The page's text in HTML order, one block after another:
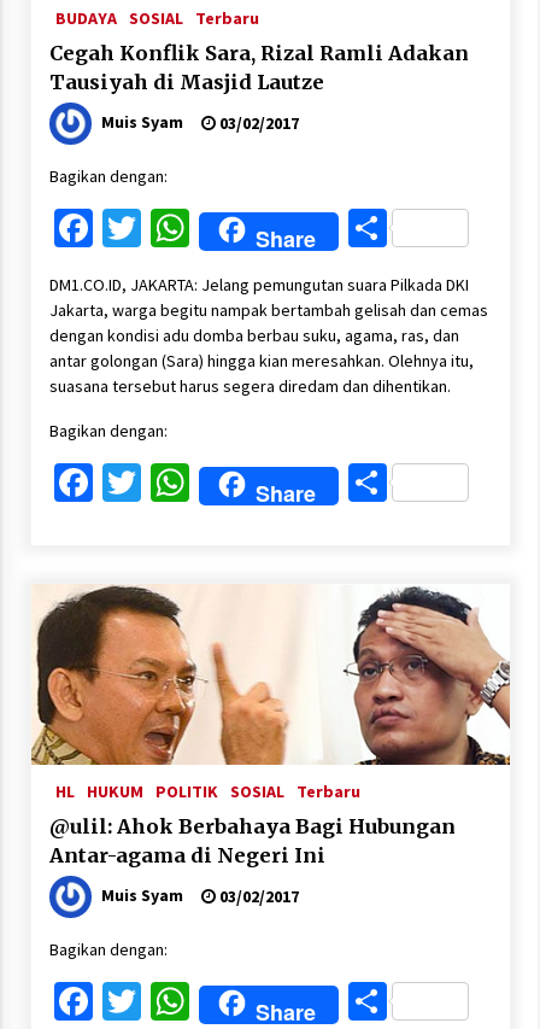
BUDAYA SOSIAL Terbaru
Cegah Konflik Sara, Rizal Ramli Adakan
Tausiyah di Masjid Lautze
Muis Syam 03/02/2017
Bagikan dengan:
Facebook
Twitter
WhatsApp
Share Share
DM1.CO.ID, JAKARTA: Jelang pemungutan suara Pilkada DKI
Jakarta, warga begitu nampak bertambah gelisah dan cemas
dengan kondisi adu domba berbau suku, agama, ras, dan
antar golongan (Sara) hingga kian meresahkan. Olehnya itu,
suasana tersebut harus segera diredam dan dihentikan.
Bagikan dengan:
Facebook
Twitter
WhatsApp
Share Share
HL HUKUM POLITIK SOSIAL Terbaru
@ulil: Ahok Berbahaya Bagi Hubungan
Antar-agama di Negeri Ini
Muis Syam 03/02/2017
Bagikan dengan:
Facebook
Twitter
WhatsApp
Share Share